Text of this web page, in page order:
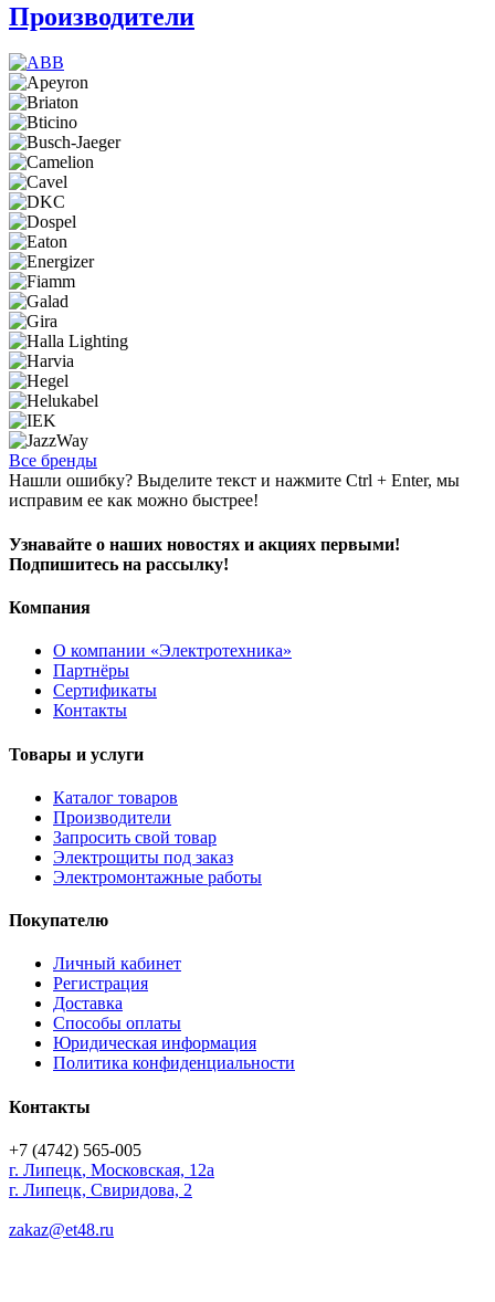
Производители
Все бренды
Нашли ошибку? Выделите текст и нажмите Ctrl + Enter, мы
исправим ее как можно быстрее!
Узнавайте о наших новостях и акциях первыми!
Подпишитесь на рассылку!
Компания
О компании «Электротехника»
Партнёры
Сертификаты
Контакты
Товары и услуги
Каталог товаров
Производители
Запросить свой товар
Электрощиты под заказ
Электромонтажные работы
Покупателю
Личный кабинет
Регистрация
Доставка
Способы оплаты
Юридическая информация
Политика конфиденциальности
Контакты
+7 (4742) 565-005
г. Липецк, Московская, 12а
г. Липецк, Свиридова, 2
zakaz@et48.ru